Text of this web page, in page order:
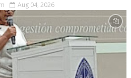
Aug 04, 2026